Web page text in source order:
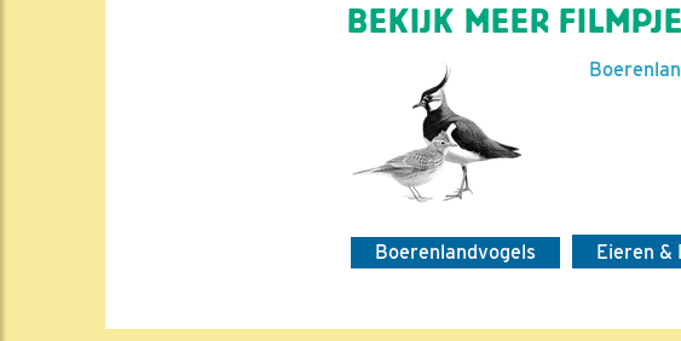
BEKIJK MEER
Boerenlandvogels Eieren &